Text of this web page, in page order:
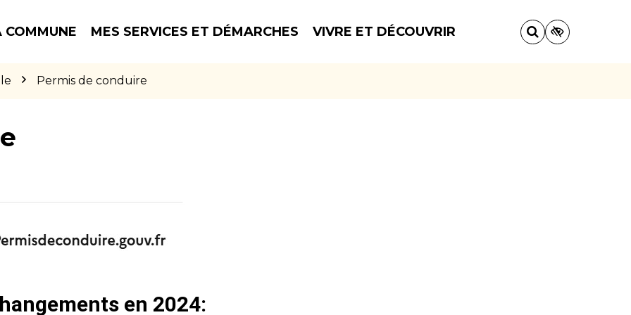
COMMUNE MES SERVICES ET DÉMARCHES VIVRE ET DÉCOUVRIR
Permis de conduire
en 2024: